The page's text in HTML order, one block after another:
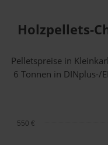
Holzpellets-
Pelletspreise in
6 Tonnen in DINplus-/
550 €